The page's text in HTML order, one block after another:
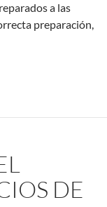
a las
preparación,
DE